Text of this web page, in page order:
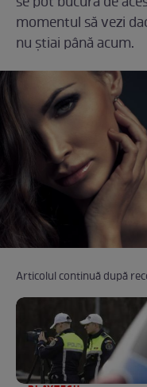
momentul să vezi
nu știai până acum.
Articolul continuă după